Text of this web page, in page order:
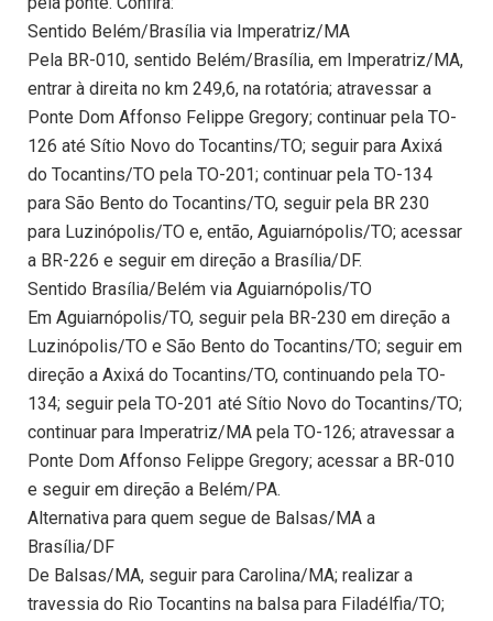
Sentido Belém/Brasília via Imperatriz/MA
Pela BR-010, sentido Belém/Brasília, em Imperatriz/MA,
entrar à direita no km 249,6, na rotatória; atravessar a
Ponte Dom Affonso Felippe Gregory; continuar pela TO-
126 até Sítio Novo do Tocantins/TO; seguir para Axixá
do Tocantins/TO pela TO-201; continuar pela TO-134
para São Bento do Tocantins/TO, seguir pela BR 230
para Luzinópolis/TO e, então, Aguiarnópolis/TO; acessar
a BR-226 e seguir em direção a Brasília/DF.
Sentido Brasília/Belém via Aguiarnópolis/TO
Em Aguiarnópolis/TO, seguir pela BR-230 em direção a
Luzinópolis/TO e São Bento do Tocantins/TO; seguir em
direção a Axixá do Tocantins/TO, continuando pela TO-
134; seguir pela TO-201 até Sítio Novo do Tocantins/TO;
continuar para Imperatriz/MA pela TO-126; atravessar a
Ponte Dom Affonso Felippe Gregory; acessar a BR-010
e seguir em direção a Belém/PA.
Alternativa para quem segue de Balsas/MA a
Brasília/DF
De Balsas/MA, seguir para Carolina/MA; realizar a
travessia do Rio Tocantins na balsa para Filadélfia/TO;